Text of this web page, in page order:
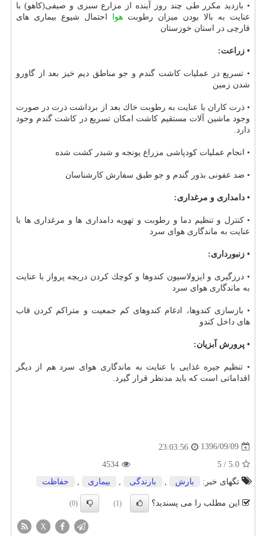
• بازدید مكرر طی چند روز آینده از مزارع سبزی و صیفی(كاهو) با
عنایت به بالا بودن میزان رطوبت هوا احتمال شیوع بیماری های
قارچی در استان خوزستان
• زراعت:
• تسریع در عملیات كاشت گندم و جو مناطق دیم خیز بعد از گاورو
شدن زمین
• ذرت كاران با عنایت به رطوبت خاك بعد از برداشت ذرت در صورت
وجود ماشین آلات مستقیم كاشت امكان تسریع در كاشت گندم وجود
دارد.
• انجام عملیات كودپاشی مزراع یونجه و شبدر كشت شده
• ضد عفونی بذور گندم و جو طبق سفارش كارشناسان
• دامداری و مرغداری:
• كنترل و تنظیم دما و رطوبت و تهویه دامداری ها و مرغداری ها با
عنایت به ماندگاری هوای سرد
• زنبورداری:
• درزگیری و ایزولاسیون كندوها و كوچك كردن دریچه پرواز با عنایت
به ماندگاری هوای سرد
• بازسازی كندوها، ادغام كندوهای كم جمعیت و متراكم كردن قاب
های داخل كندو
• پرورش آبزیان:
• تنظیم جیره غذایی با عنایت به ماندگاری هوای سرد هم از دیگر
اقداماتی است كه باید مدنظر قرار گیرد.
1396/09/09
23:03:56
5.0
/
5
4534
تگهای خبر:
بارش بارندگی بیماری حفاظت
این مطلب را می پسندید؟ (1)
(0)
X